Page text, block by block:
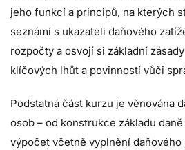
jeho funkcí a principů, na kterých
seznámí s ukazateli daňového
rozpočty a osvojí si základní
klíčových lhůt a povinností vůči
Podstatná část kurzu je věnována
osob – od konstrukce základu
výpočet včetně vyplnění